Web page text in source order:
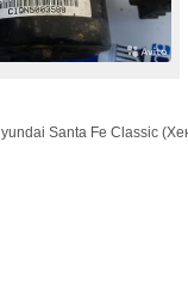
Santa Fe Classic